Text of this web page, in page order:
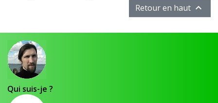
Retour en haut 
Qui suis-je ?